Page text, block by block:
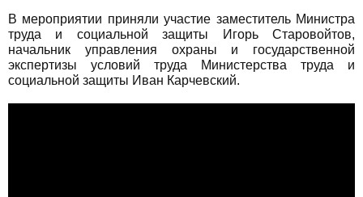
В мероприятии приняли участие заместитель Министра
труда и социальной защиты Игорь Старовойтов,
начальник управления охраны и государственной
экспертизы условий труда Министерства труда и
социальной защиты Иван Карчевский.